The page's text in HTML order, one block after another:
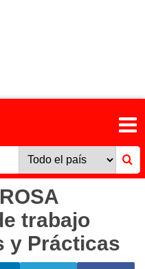
trabajo
y Prácticas